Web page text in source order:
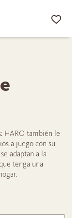
HARO también le
a juego con su
adaptan a la
tenga una